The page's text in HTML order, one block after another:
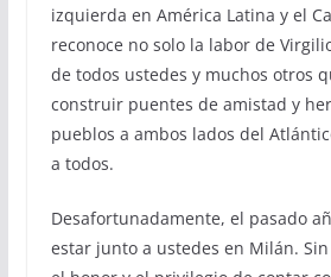
izquierda en América Latina y el
reconoce no solo la labor de
de todos ustedes y muchos otros
construir puentes de amistad y
pueblos a ambos lados del
a todos.
Desafortunadamente, el pasado
estar junto a ustedes en Milán.